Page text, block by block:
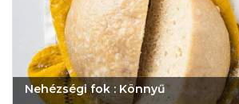
Nehézségi fok : Könnyű